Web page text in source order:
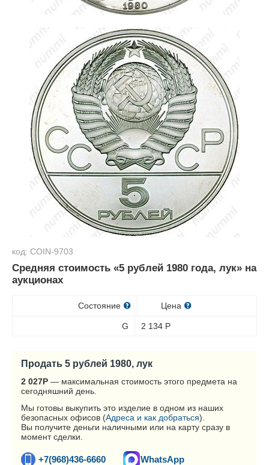
код: COIN-9703
Средняя стоимость «5 рублей 1980 года, лук» на
аукционах
Состояние Цена
G 2 134 Р
Продать 5 рублей 1980, лук
2 027Р — максимальная стоимость этого предмета на
сегодняшний день.
Мы готовы выкупить это изделие в одном из наших
безопасных офисов (Адреса и как добраться).
Вы получите деньги наличными или на карту сразу в
момент сделки.
+7(968)436-6660 WhatsApp